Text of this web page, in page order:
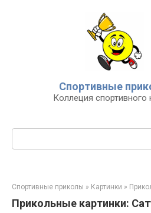
Спортивные
Коллеция
Спортивные приколы » Картинки »
Прикольные картинки: